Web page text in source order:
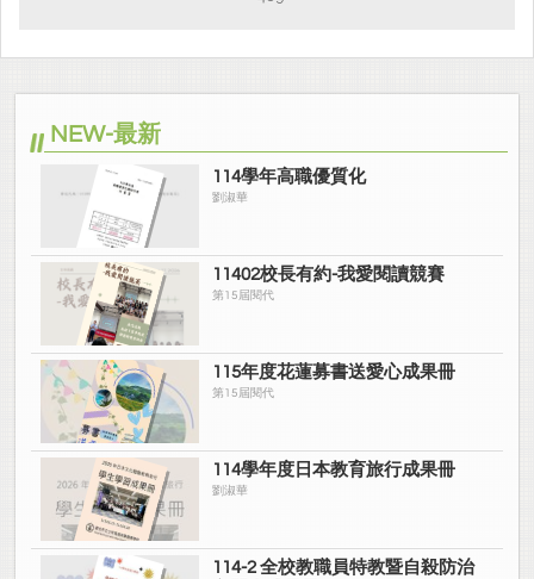
NEW-最新
114學年高職優質化
劉淑華
11402校長有約-我愛閱讀競賽
第15屆閱代
115年度花蓮募書送愛心成果冊
第15屆閱代
114學年度日本教育旅行成果冊
劉淑華
114-2 全校教職員特教暨自殺防治